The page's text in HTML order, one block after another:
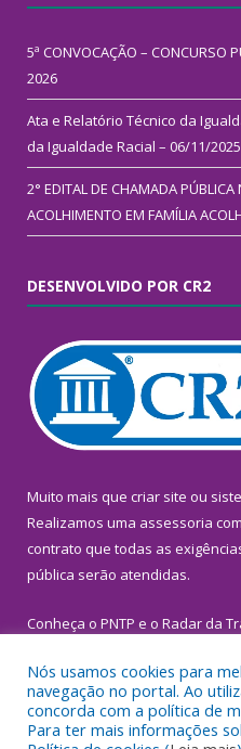
5ª CONVOCAÇÃO – CONCURSO
2026
Ata e Relatório Técnico da
da Igualdade Racial – 06/11/2025
2° EDITAL DE CHAMADA
ACOLHIMENTO EM FAMÍLIA
DESENVOLVIDO POR CR2
Muito mais que criar site ou
Realizamos uma assessoria
contrato que todas as
pública serão atendidas.
Conheça o PNTP e o Radar da
Todos os direitos
Nós usamos cookies para
navegação no portal. Ao
concorda com a política de
Para ter mais informações